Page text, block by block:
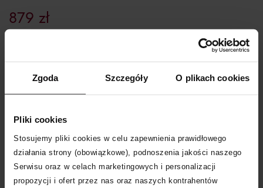
Zgoda Szczegóły O plikach cookies
Pliki cookies
Stosujemy pliki cookies w celu zapewnienia prawidłowego
działania strony (obowiązkowe), podnoszenia jakości naszego
Serwisu oraz w celach marketingowych i personalizacji
propozycji i ofert przez nas oraz naszych kontrahentów
879 zł
Tabela rozmiarów
DODAJ DO KOSZYKA
Dostawa od 0 zł